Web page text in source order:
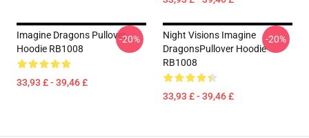
Imagine Dragons Pullover
Hoodie RB1008
33,93 £ - 39,46 £
-20%
Night Visions Imagine
DragonsPullover Hoodie
RB1008
33,93 £ - 39,46 £
-20%